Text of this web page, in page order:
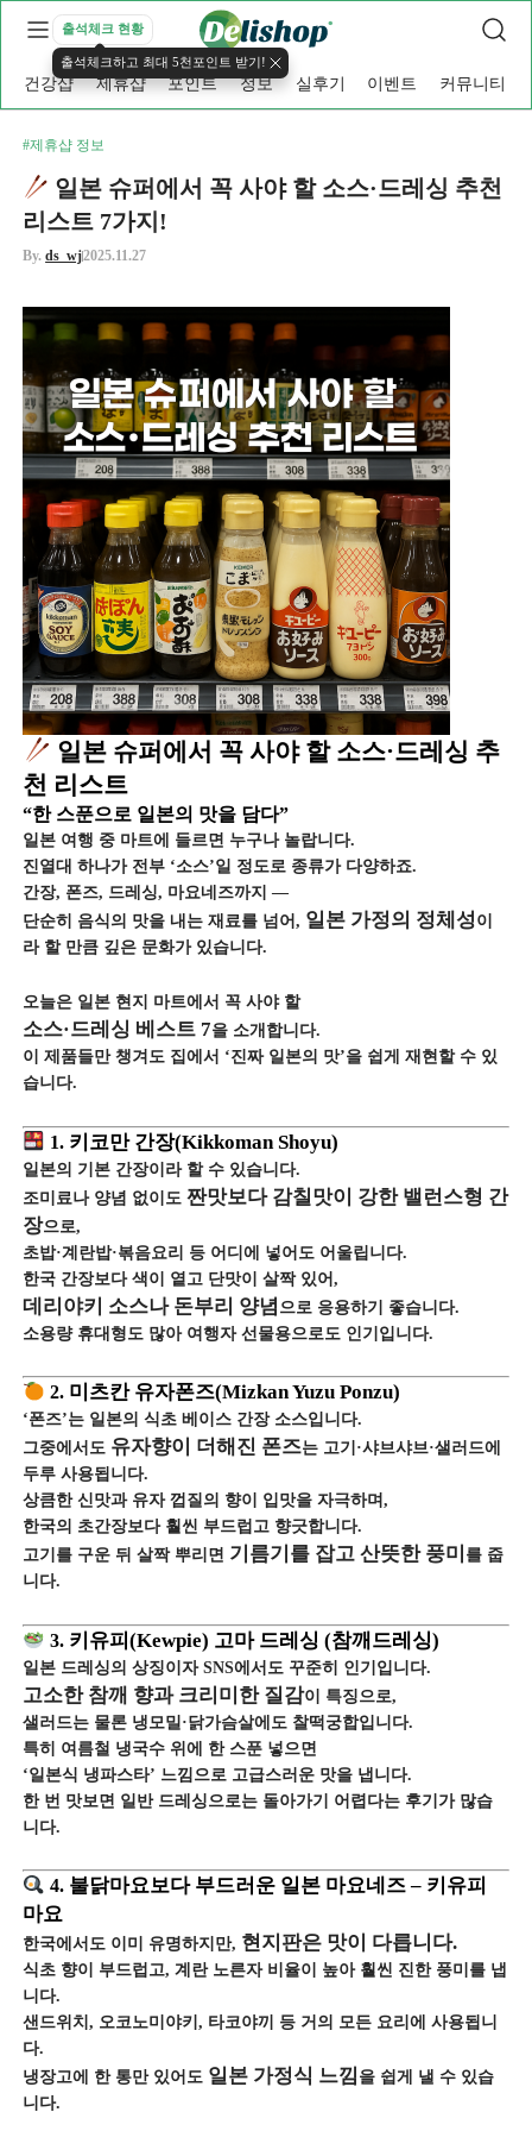
출석체크 현황
출석체크하고 최대 5천포인트 받기!
건강샵 제휴샵 포인트 정보 실후기 이벤트 커뮤니티
#제휴샵 정보
일본 슈퍼에서 꼭 사야 할 소스·드레싱 추천
리스트 7가지!
By.ds_wj2025.11.27
일본 슈퍼에서 꼭 사야 할 소스·드레싱 추
천 리스트
“한 스푼으로 일본의 맛을 담다”
일본 여행 중 마트에 들르면 누구나 놀랍니다.
진열대 하나가 전부 ‘소스’일 정도로 종류가 다양하죠.
간장, 폰즈, 드레싱, 마요네즈까지 —
단순히 음식의 맛을 내는 재료를 넘어, 일본 가정의 정체성이
라 할 만큼 깊은 문화가 있습니다.
오늘은 일본 현지 마트에서 꼭 사야 할
소스·드레싱 베스트 7을 소개합니다.
이 제품들만 챙겨도 집에서 ‘진짜 일본의 맛’을 쉽게 재현할 수 있
습니다.
1. 키코만 간장(Kikkoman Shoyu)
일본의 기본 간장이라 할 수 있습니다.
조미료나 양념 없이도짠맛보다 감칠맛이 강한 밸런스형 간
장으로,
초밥·계란밥·볶음요리 등 어디에 넣어도 어울립니다.
한국 간장보다 색이 옅고 단맛이 살짝 있어,
데리야키 소스나 돈부리 양념 으로 응용하기 좋습니다.
소용량 휴대형도 많아 여행자 선물용으로도 인기입니다.
2. 미츠칸 유자폰즈(Mizkan Yuzu Ponzu)
‘폰즈’는 일본의 식초 베이스 간장 소스입니다.
그중에서도 유자향이 더해진 폰즈는 고기·샤브샤브·샐러드에
두루 사용됩니다.
상큼한 신맛과 유자 껍질의 향이 입맛을 자극하며,
한국의 초간장보다 훨씬 부드럽고 향긋합니다.
고기를 구운 뒤 살짝 뿌리면 기름기를 잡고 산뜻한 풍미 를 줍
니다.
3. 키유피(Kewpie) 고마 드레싱 (참깨드레싱)
일본 드레싱의 상징이자 SNS에서도 꾸준히 인기입니다.
고소한 참깨 향과 크리미한 질감이 특징으로,
샐러드는 물론 냉모밀·닭가슴살에도 찰떡궁합입니다.
특히 여름철 냉국수 위에 한 스푼 넣으면
‘일본식 냉파스타’ 느낌으로 고급스러운 맛을 냅니다.
한 번 맛보면 일반 드레싱으로는 돌아가기 어렵다는 후기가 많습
니다.
4. 불닭마요보다 부드러운 일본 마요네즈 – 키유피
마요
한국에서도 이미 유명하지만, 현지판은 맛이 다릅니다.
식초 향이 부드럽고, 계란 노른자 비율이 높아 훨씬 진한 풍미를 냅
니다.
샌드위치, 오코노미야키, 타코야끼 등 거의 모든 요리에 사용됩니
다.
냉장고에 한 통만 있어도 일본 가정식 느낌 을 쉽게 낼 수 있습
니다.